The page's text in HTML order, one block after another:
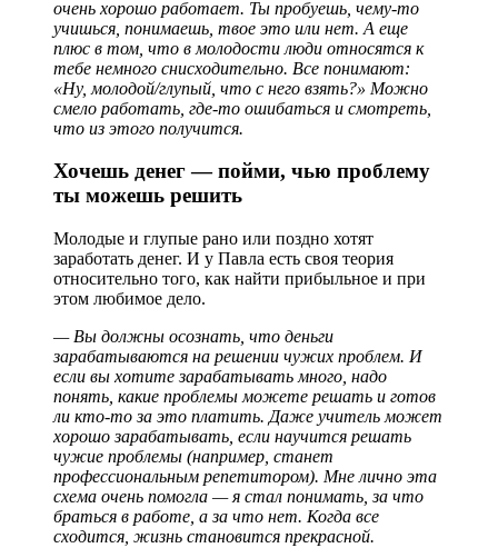
очень хорошо работает. Ты пробуешь, чему-то
учишься, понимаешь, твое это или нет. А еще
плюс в том, что в молодости люди относятся к
тебе немного снисходительно. Все понимают:
«Ну, молодой/глупый, что с него взять?» Можно
смело работать, где-то ошибаться и смотреть,
что из этого получится.
Хочешь денег — пойми, чью проблему
ты можешь решить
Молодые и глупые рано или поздно хотят
заработать денег. И у Павла есть своя теория
относительно того, как найти прибыльное и при
этом любимое дело.
— Вы должны осознать, что деньги
зарабатываются на решении чужих проблем. И
если вы хотите зарабатывать много, надо
понять, какие проблемы можете решать и готов
ли кто-то за это платить. Даже учитель может
хорошо зарабатывать, если научится решать
чужие проблемы (например, станет
профессиональным репетитором). Мне лично эта
схема очень помогла — я стал понимать, за что
браться в работе, а за что нет. Когда все
сходится, жизнь становится прекрасной.